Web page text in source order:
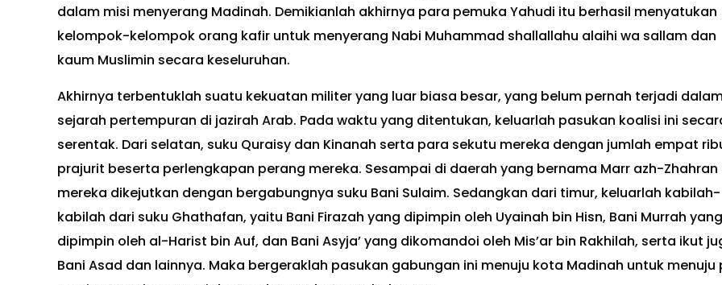
dalam misi menyerang Madinah. Demikianlah akhirnya para pemuka Yahudi itu berhasil menyatukan
kelompok-kelompok orang kafir untuk menyerang Nabi Muhammad shallallahu alaihi wa sallam dan
kaum Muslimin secara keseluruhan.
Akhirnya terbentuklah suatu kekuatan militer yang luar biasa besar, yang belum pernah terjadi
sejarah pertempuran di jazirah Arab. Pada waktu yang ditentukan, keluarlah pasukan koalisi ini
serentak. Dari selatan, suku Quraisy dan Kinanah serta para sekutu mereka dengan jumlah empat
prajurit beserta perlengkapan perang mereka. Sesampai di daerah yang bernama Marr azh-Zhahran
mereka dikejutkan dengan bergabungnya suku Bani Sulaim. Sedangkan dari timur, keluarlah kabilah-
kabilah dari suku Ghathafan, yaitu Bani Firazah yang dipimpin oleh Uyainah bin Hisn, Bani Murrah yang
dipimpin oleh al-Harist bin Auf, dan Bani Asyja’ yang dikomandoi oleh Mis’ar bin Rakhilah, serta ikut
Bani Asad dan lainnya. Maka bergeraklah pasukan gabungan ini menuju kota Madinah untuk menuju